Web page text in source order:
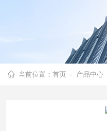
当前位置：首页 - 产品中心